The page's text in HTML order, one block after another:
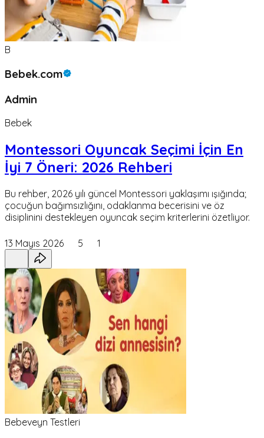
B
Bebek.com
Admin
Bebek
Montessori Oyuncak Seçimi İçin En
İyi 7 Öneri: 2026 Rehberi
Bu rehber, 2026 yılı güncel Montessori yaklaşımı ışığında;
çocuğun bağımsızlığını, odaklanma becerisini ve öz
disiplinini destekleyen oyuncak seçim kriterlerini özetliyor.
13 Mayıs 2026 5 1
Bebeveyn Testleri